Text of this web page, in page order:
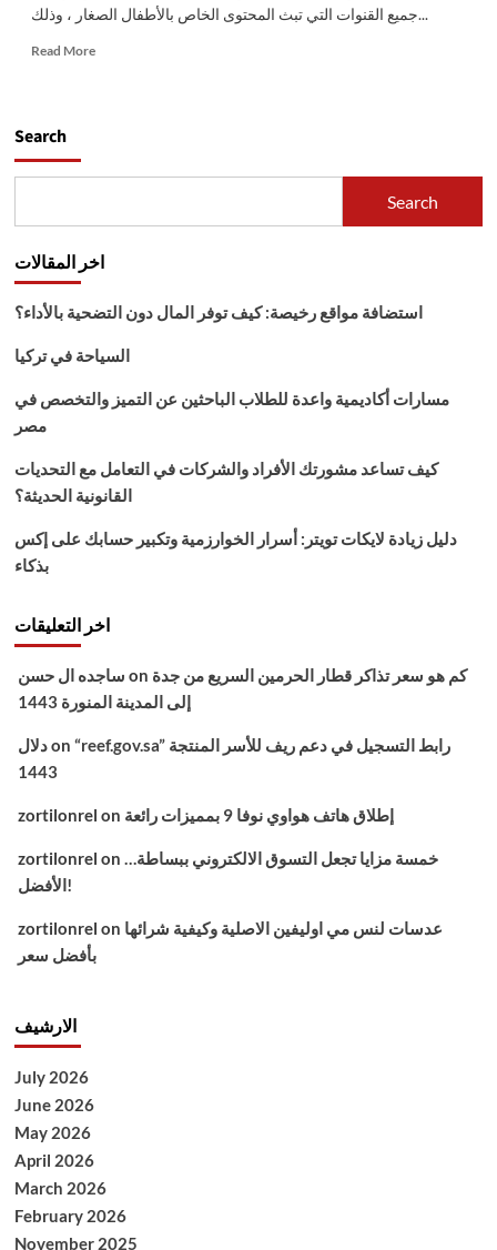
جميع القنوات التي تبث المحتوى الخاص بالأطفال الصغار ، وذلك...
Read MoreRead
الجنة
القمر
سات
Search
Search
اخر المقالات
استضافة مواقع رخيصة: كيف توفر المال دون التضحية بالأداء؟
السياحة في تركيا
مسارات أكاديمية واعدة للطلاب الباحثين عن التميز والتخصص في
مصر
كيف تساعد مشورتك الأفراد والشركات في التعامل مع التحديات
القانونية الحديثة؟
دليل زيادة لايكات تويتر: أسرار الخوارزمية وتكبير حسابك على إكس
بذكاء
اخر التعليقات
ساجده ال حسن on كم هو سعر تذاكر قطار الحرمين السريع من جدة
إلى المدينة المنورة 1443
دلالon “reef.gov.sa” رابط التسجيل في دعم ريف للأسر المنتجة
1443
zortilonrel on إطلاق هاتف هواوي نوفا 9 بمميزات رائعة
zortilonrel on خمسة مزايا تجعل التسوق الالكتروني ببساطة…
الأفضل!
zortilonrel on عدسات لنس مي اوليفين الاصلية وكيفية شرائها
بأفضل سعر
الارشيف
July 2026
June 2026
May 2026
April 2026
March 2026
February 2026
November 2025